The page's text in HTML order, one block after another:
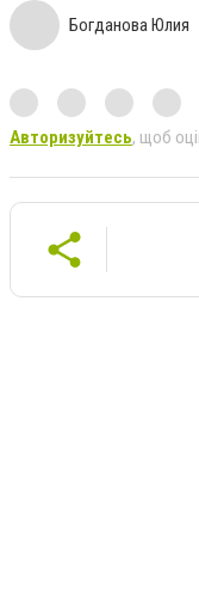
Богданова Юлия
Авторизуйтесь, щоб